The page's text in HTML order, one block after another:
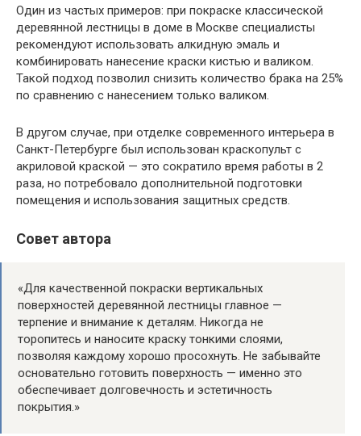
Один из частых примеров: при покраске классической
деревянной лестницы в доме в Москве специалисты
рекомендуют использовать алкидную эмаль и
комбинировать нанесение краски кистью и валиком.
Такой подход позволил снизить количество брака на 25%
по сравнению с нанесением только валиком.
В другом случае, при отделке современного интерьера в
Санкт-Петербурге был использован краскопульт с
акриловой краской — это сократило время работы в 2
раза, но потребовало дополнительной подготовки
помещения и использования защитных средств.
Совет автора
«Для качественной покраски вертикальных
поверхностей деревянной лестницы главное —
терпение и внимание к деталям. Никогда не
торопитесь и наносите краску тонкими слоями,
позволяя каждому хорошо просохнуть. Не забывайте
основательно готовить поверхность — именно это
обеспечивает долговечность и эстетичность
покрытия.»